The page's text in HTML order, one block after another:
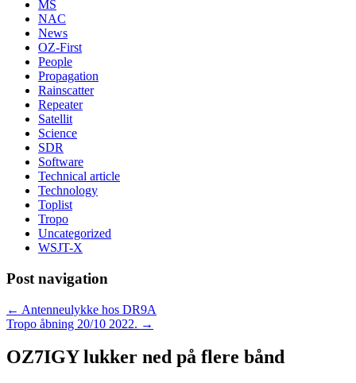
MS
NAC
News
OZ-First
People
Propagation
Rainscatter
Repeater
Satellit
Science
SDR
Software
Technical article
Technology
Toplist
Tropo
Uncategorized
WSJT-X
Post navigation
← Antenneulykke hos DR9A
Tropo åbning 20/10 2022. →
OZ7IGY lukker ned på flere bånd